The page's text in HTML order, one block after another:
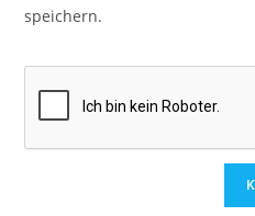
speichern.